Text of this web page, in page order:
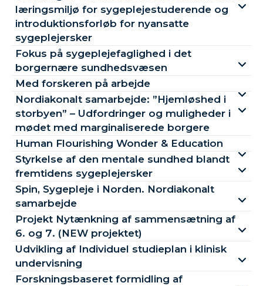
læringsmiljø for sygeplejestuderende og
introduktionsforløb for nyansatte
sygeplejersker
Fokus på sygeplejefaglighed i det
borgernære sundhedsvæsen
Med forskeren på arbejde
Nordiakonalt samarbejde: ”Hjemløshed i
storbyen” – Udfordringer og muligheder i
mødet med marginaliserede borgere
Human Flourishing Wonder & Education
Styrkelse af den mentale sundhed blandt
fremtidens sygeplejersker
Spin, Sygepleje i Norden. Nordiakonalt
samarbejde
Projekt Nytænkning af sammensætning af
6. og 7. (NEW projektet)
Udvikling af Individuel studieplan i klinisk
undervisning
Forskningsbaseret formidling af